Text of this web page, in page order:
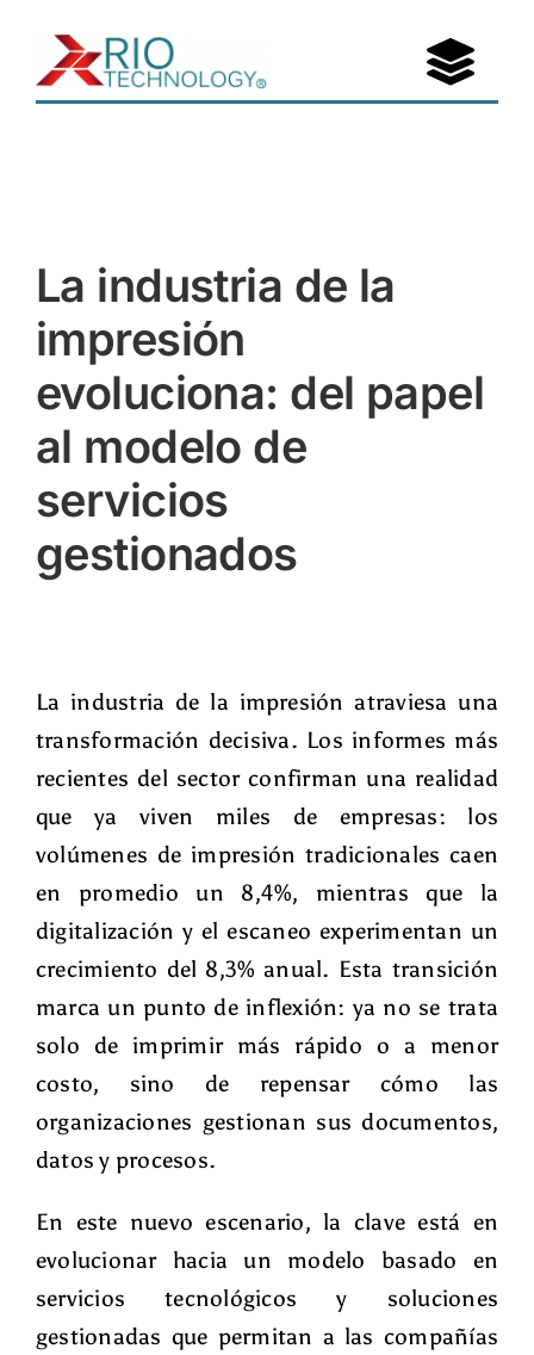
contenido
Entérate
La industria de la
impresión
evoluciona: del papel
al modelo de
servicios
gestionados
La industria de la impresión atraviesa una
transformación decisiva. Los informes más
recientes del sector confirman una realidad
que ya viven miles de empresas: los
volúmenes de impresión tradicionales caen
en promedio un 8,4%, mientras que la
digitalización y el escaneo experimentan un
crecimiento del 8,3% anual. Esta transición
marca un punto de inflexión: ya no se trata
solo de imprimir más rápido o a menor
costo, sino de repensar cómo las
organizaciones gestionan sus documentos,
datos y procesos.
En este nuevo escenario, la clave está en
evolucionar hacia un modelo basado en
servicios tecnológicos y soluciones
gestionadas que permitan a las compañías